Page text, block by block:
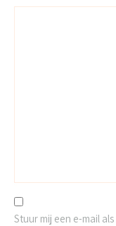
Stuur mij een e-mail